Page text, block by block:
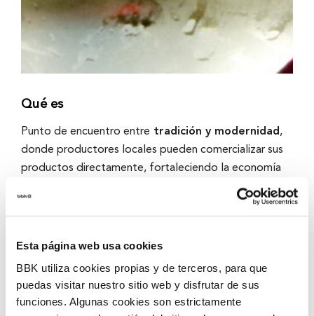
Esta página web usa cookies
BBK utiliza cookies propias y de terceros, para que
puedas visitar nuestro sitio web y disfrutar de sus
funciones. Algunas cookies son estrictamente
Qué es
Punto de encuentro entre tradición y modernidad,
donde productores locales pueden comercializar sus
productos directamente, fortaleciendo la economía
local y promoviendo la sostenibilidad. Desde 1977, la
Fundación Bancaria BBK ha respaldado la celebración
pilar del desarrollo económico y cultural.
En 2024, la Fundación Bancaria BBK ha colaborado en
104 ferias en 74 municipios, reafirmando su
compromiso con el comercio local, la identidad